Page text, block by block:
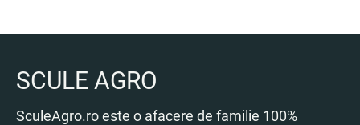
SCULE AGRO
SculeAgro.ro este o afacere de familie 100%